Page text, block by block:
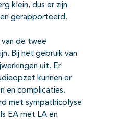
klein, dus er zijn
gerapporteerd.
van de twee
Bij het gebruik van
uit. Er
kunnen er
en complicaties.
met sympathicolyse
EA met LA en